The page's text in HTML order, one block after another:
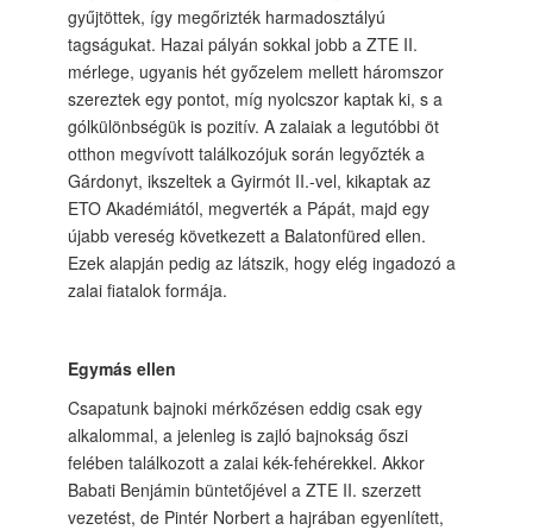
gyűjtöttek, így megőrizték harmadosztályú
tagságukat. Hazai pályán sokkal jobb a ZTE II.
mérlege, ugyanis hét győzelem mellett háromszor
szereztek egy pontot, míg nyolcszor kaptak ki, s a
gólkülönbségük is pozitív. A zalaiak a legutóbbi öt
otthon megvívott találkozójuk során legyőzték a
Gárdonyt, ikszeltek a Gyirmót II.-vel, kikaptak az
ETO Akadémiától, megverték a Pápát, majd egy
újabb vereség következett a Balatonfüred ellen.
Ezek alapján pedig az látszik, hogy elég ingadozó a
zalai fiatalok formája.
Egymás ellen
Csapatunk bajnoki mérkőzésen eddig csak egy
alkalommal, a jelenleg is zajló bajnokság őszi
felében találkozott a zalai kék-fehérekkel. Akkor
Babati Benjámin büntetőjével a ZTE II. szerzett
vezetést, de Pintér Norbert a hajrában egyenlített,